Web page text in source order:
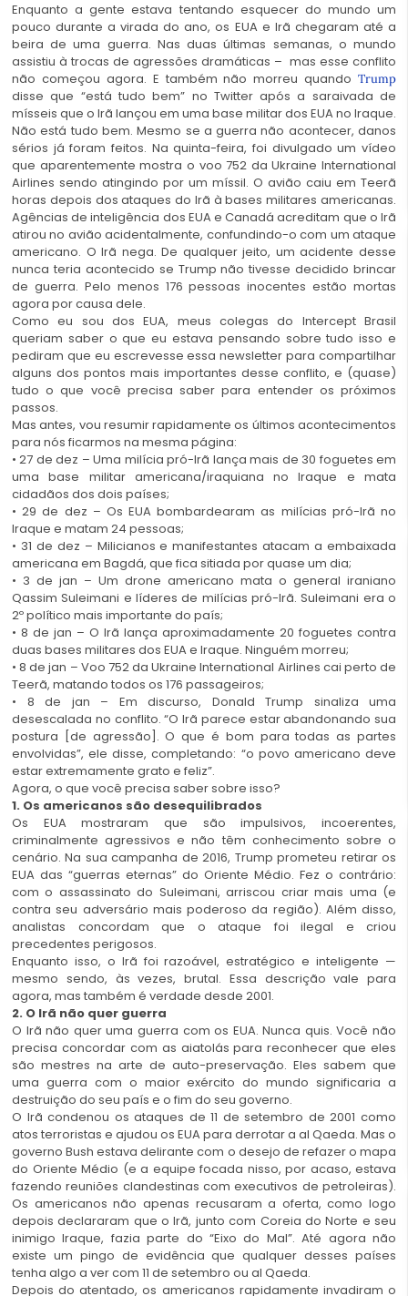
Enquanto a gente estava tentando esquecer do mundo um
pouco durante a virada do ano, os EUA e Irã chegaram até a
beira de uma guerra. Nas duas últimas semanas, o mundo
assistiu à trocas de agressões dramáticas – mas esse conflito
não começou agora. E também não morreu quando Trump
disse que “está tudo bem” no Twitter após a saraivada de
mísseis que o Irã lançou em uma base militar dos EUA no Iraque.
Não está tudo bem. Mesmo se a guerra não acontecer, danos
sérios já foram feitos. Na quinta-feira, foi divulgado um vídeo
que aparentemente mostra o voo 752 da Ukraine International
Airlines sendo atingindo por um míssil. O avião caiu em Teerã
horas depois dos ataques do Irã à bases militares americanas.
Agências de inteligência dos EUA e Canadá acreditam que o Irã
atirou no avião acidentalmente, confundindo-o com um ataque
americano. O Irã nega. De qualquer jeito, um acidente desse
nunca teria acontecido se Trump não tivesse decidido brincar
de guerra. Pelo menos 176 pessoas inocentes estão mortas
agora por causa dele.
Como eu sou dos EUA, meus colegas do Intercept Brasil
queriam saber o que eu estava pensando sobre tudo isso e
pediram que eu escrevesse essa newsletter para compartilhar
alguns dos pontos mais importantes desse conflito, e (quase)
tudo o que você precisa saber para entender os próximos
passos.
Mas antes, vou resumir rapidamente os últimos acontecimentos
para nós ficarmos na mesma página:
• 27 de dez – Uma milícia pró-Irã lança mais de 30 foguetes em
uma base militar americana/iraquiana no Iraque e mata
cidadãos dos dois países;
• 29 de dez – Os EUA bombardearam as milícias pró-Irã no
Iraque e matam 24 pessoas;
• 31 de dez – Milicianos e manifestantes atacam a embaixada
americana em Bagdá, que fica sitiada por quase um dia;
• 3 de jan – Um drone americano mata o general iraniano
Qassim Suleimani e líderes de milícias pró-Irã. Suleimani era o
2º político mais importante do país;
• 8 de jan – O Irã lança aproximadamente 20 foguetes contra
duas bases militares dos EUA e Iraque. Ninguém morreu;
• 8 de jan – Voo 752 da Ukraine International Airlines cai perto de
Teerã, matando todos os 176 passageiros;
• 8 de jan – Em discurso, Donald Trump sinaliza uma
desescalada no conflito. “O Irã parece estar abandonando sua
postura [de agressão]. O que é bom para todas as partes
envolvidas”, ele disse, completando: “o povo americano deve
estar extremamente grato e feliz”.
Agora, o que você precisa saber sobre isso?
1. Os americanos são desequilibrados
Os EUA mostraram que são impulsivos, incoerentes,
criminalmente agressivos e não têm conhecimento sobre o
cenário. Na sua campanha de 2016, Trump prometeu retirar os
EUA das “guerras eternas” do Oriente Médio. Fez o contrário:
com o assassinato do Suleimani, arriscou criar mais uma (e
contra seu adversário mais poderoso da região). Além disso,
analistas concordam que o ataque foi ilegal e criou
precedentes perigosos.
Enquanto isso, o Irã foi razoável, estratégico e inteligente —
mesmo sendo, às vezes, brutal. Essa descrição vale para
agora, mas também é verdade desde 2001.
2. O Irã não quer guerra
O Irã não quer uma guerra com os EUA. Nunca quis. Você não
precisa concordar com as aiatolás para reconhecer que eles
são mestres na arte de auto-preservação. Eles sabem que
uma guerra com o maior exército do mundo significaria a
destruição do seu país e o fim do seu governo.
O Irã condenou os ataques de 11 de setembro de 2001 como
atos terroristas e ajudou os EUA para derrotar a al Qaeda. Mas o
governo Bush estava delirante com o desejo de refazer o mapa
do Oriente Médio (e a equipe focada nisso, por acaso, estava
fazendo reuniões clandestinas com executivos de petroleiras).
Os americanos não apenas recusaram a oferta, como logo
depois declararam que o Irã, junto com Coreia do Norte e seu
inimigo Iraque, fazia parte do “Eixo do Mal”. Até agora não
existe um pingo de evidência que qualquer desses países
tenha algo a ver com 11 de setembro ou al Qaeda.
Depois do atentado, os americanos rapidamente invadiram o